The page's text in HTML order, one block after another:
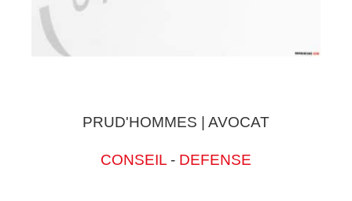
PRUD'HOMMES | AVOCAT
CONSEIL - DEFENSE